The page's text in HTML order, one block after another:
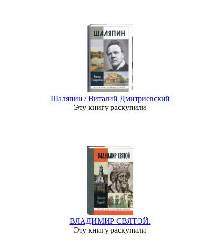
Шаляпин / Виталий Дмитриевский
Эту книгу раскупили
ВЛАДИМИР СВЯТОЙ.
Эту книгу раскупили